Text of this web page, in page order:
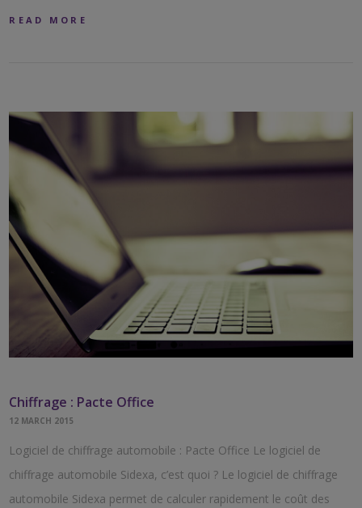
READ MORE
Chiffrage : Pacte Office
12 MARCH 2015
Logiciel de chiffrage automobile : Pacte Office Le logiciel de
chiffrage automobile Sidexa, c’est quoi ? Le logiciel de chiffrage
automobile Sidexa permet de calculer rapidement le coût des